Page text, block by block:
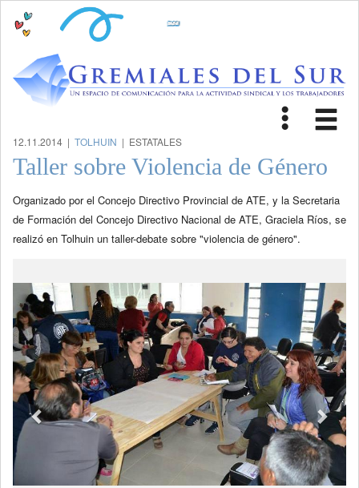
Toggle
12.11.2014 | TOLHUIN | ESTATALES
Taller sobre Violencia de Género
Organizado por el Concejo Directivo Provincial de ATE, y la Secretaria
de Formación del Concejo Directivo Nacional de ATE, Graciela Ríos, se
realizó en Tolhuin un taller-debate sobre "violencia de género".